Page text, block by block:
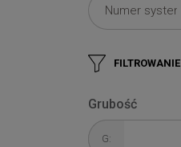
FILTROWANIE
Grubość
G: